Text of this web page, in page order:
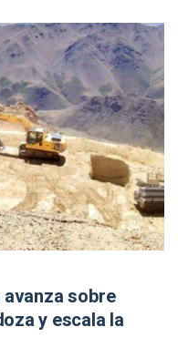
sobre
y escala la